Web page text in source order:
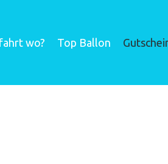
wo? Top Ballon